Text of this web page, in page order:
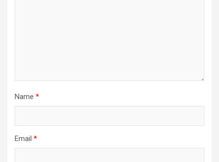
Name *
Email *